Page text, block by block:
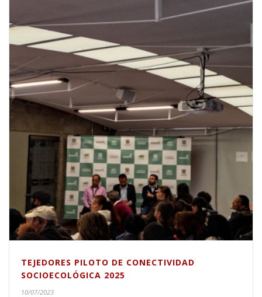
TEJEDORES PILOTO DE CONECTIVIDAD
SOCIOECOLÓGICA 2025
10/07/2023